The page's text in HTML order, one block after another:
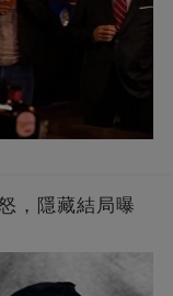
，隱藏結局曝